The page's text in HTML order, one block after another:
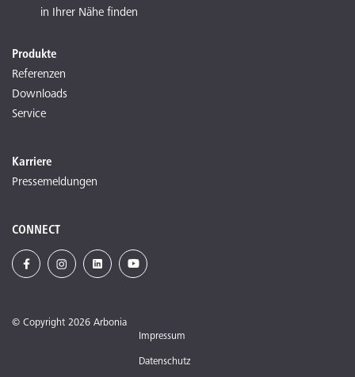
in Ihrer Nähe finden
Produkte
Referenzen
Downloads
Service
Karriere
Pressemeldungen
CONNECT
© Copyright 2026 Arbonia
Impressum
Datenschutz